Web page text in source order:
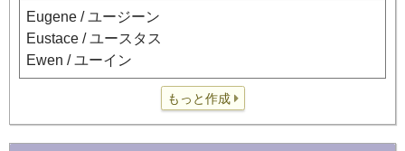
Eugene / ユージーン
Eustace / ユースタス
Ewen / ユーイン
もっと作成